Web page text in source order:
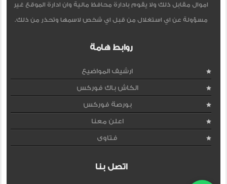
اموال مقابل ذلك ولا يقوم بادارة محافظ مالية وان ادارة الموقع غير
مسؤولة عن اي استغلال من قبل اي شخص لاسمها وتحذر من ذلك.
روابط هامة
ارشيف المواضيع
الكاش باك فوركس
بورصة فوركس
اعلن معنا
فتاوى
اتصل بنا